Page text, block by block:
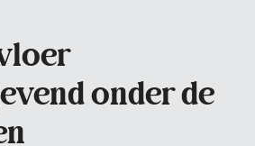
onder de